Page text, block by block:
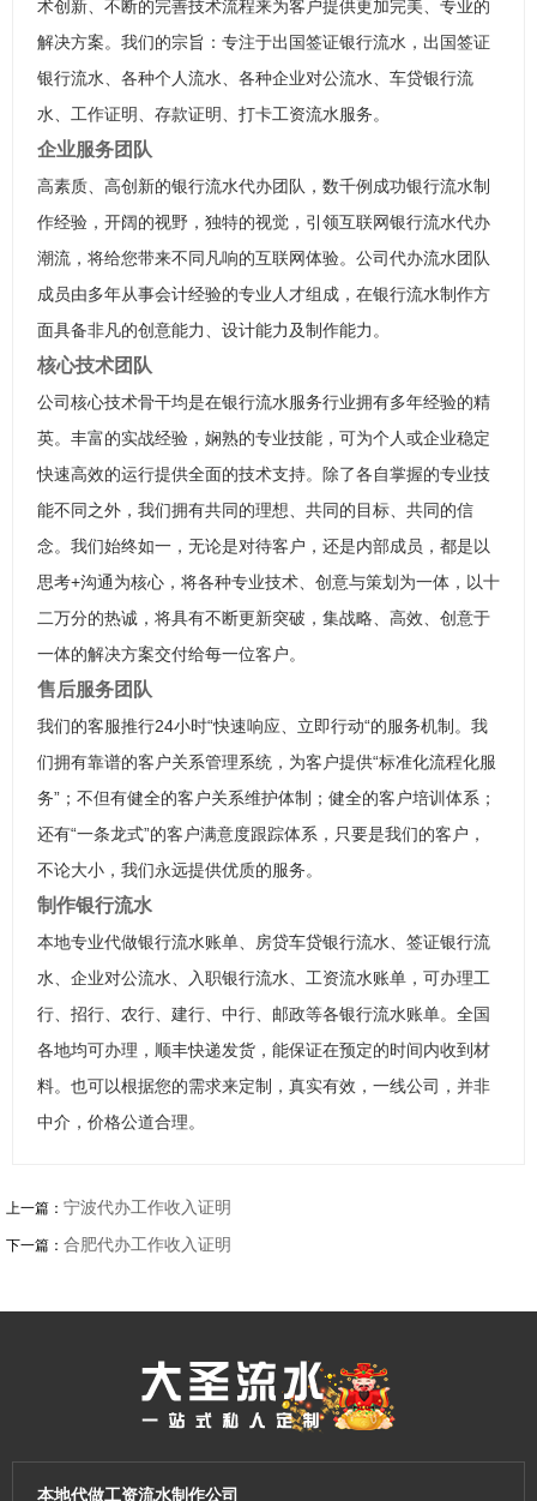
术创新、不断的完善技术流程来为客户提供更加完美、专业的
解决方案。我们的宗旨：专注于出国签证银行流水，出国签证
银行流水、各种个人流水、各种企业对公流水、车贷银行流
水、工作证明、存款证明、打卡工资流水服务。
企业服务团队
高素质、高创新的银行流水代办团队，数千例成功银行流水制
作经验，开阔的视野，独特的视觉，引领互联网银行流水代办
潮流，将给您带来不同凡响的互联网体验。公司代办流水团队
成员由多年从事会计经验的专业人才组成，在银行流水制作方
面具备非凡的创意能力、设计能力及制作能力。
核心技术团队
公司核心技术骨干均是在银行流水服务行业拥有多年经验的精
英。丰富的实战经验，娴熟的专业技能，可为个人或企业稳定
快速高效的运行提供全面的技术支持。除了各自掌握的专业技
能不同之外，我们拥有共同的理想、共同的目标、共同的信
念。我们始终如一，无论是对待客户，还是内部成员，都是以
思考+沟通为核心，将各种专业技术、创意与策划为一体，以十
二万分的热诚，将具有不断更新突破，集战略、高效、创意于
一体的解决方案交付给每一位客户。
售后服务团队
我们的客服推行24小时“快速响应、立即行动“的服务机制。我
们拥有靠谱的客户关系管理系统，为客户提供“标准化流程化服
务”；不但有健全的客户关系维护体制；健全的客户培训体系；
还有“一条龙式”的客户满意度跟踪体系，只要是我们的客户，
不论大小，我们永远提供优质的服务。
制作银行流水
本地专业代做银行流水账单、房贷车贷银行流水、签证银行流
水、企业对公流水、入职银行流水、工资流水账单，可办理工
行、招行、农行、建行、中行、邮政等各银行流水账单。全国
各地均可办理，顺丰快递发货，能保证在预定的时间内收到材
料。也可以根据您的需求来定制，真实有效，一线公司，并非
中介，价格公道合理。
上一篇： 宁波代办工作收入证明
下一篇： 合肥代办工作收入证明
本地代做工资流水制作公司